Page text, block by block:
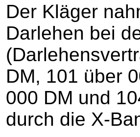
Der Kläger
Darlehen bei
DM, 101 über
000 DM und
durch die X-